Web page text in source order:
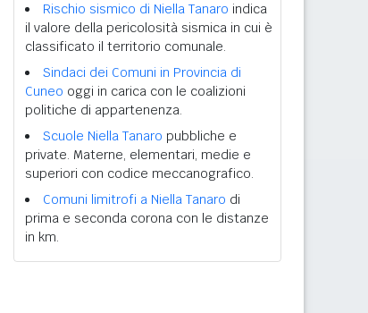
Rischio sismico di Niella Tanaro indica
il valore della pericolosità sismica in cui è
classificato il territorio comunale.
Sindaci dei Comuni in Provincia di
Cuneo oggi in carica con le coalizioni
politiche di appartenenza.
Scuole Niella Tanaro pubbliche e
private. Materne, elementari, medie e
superiori con codice meccanografico.
Comuni limitrofi a Niella Tanaro di
prima e seconda corona con le distanze
in km.